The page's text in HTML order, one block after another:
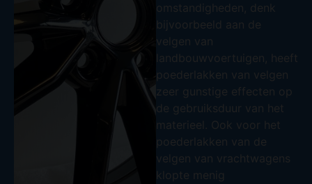
omstandigheden, denk
bijvoorbeeld aan de
velgen van
landbouwvoertuigen, heeft
poederlakken van velgen
zeer gunstige effecten op
de gebruiksduur van het
materieel. Ook voor het
poederlakken van de
velgen van vrachtwagens
klopte menig